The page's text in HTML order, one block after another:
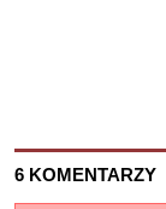
6 KOMENTARZY